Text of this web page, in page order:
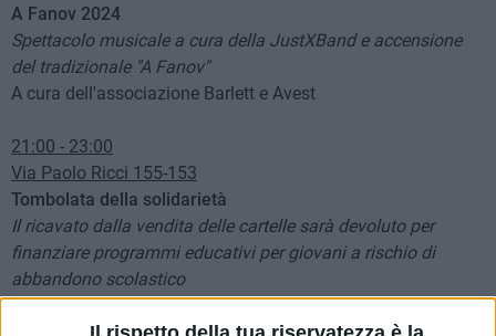
A Fanov 2024
Spettacolo musicale a cura della JustXBand e accensione
del tradizionale "A Fanov"
A cura dell'associazione Barlett e Avest
21:00 - 23:00
Via Paolo Ricci 155-153
Tombolata della solidarietà
Il ricavato dalla vendita delle cartelle sarà devoluto per
finanziare programmi educativi per giovani a rischio di
abbandono scolastico
A cura del Circolo ARCI Carlo Cafiero